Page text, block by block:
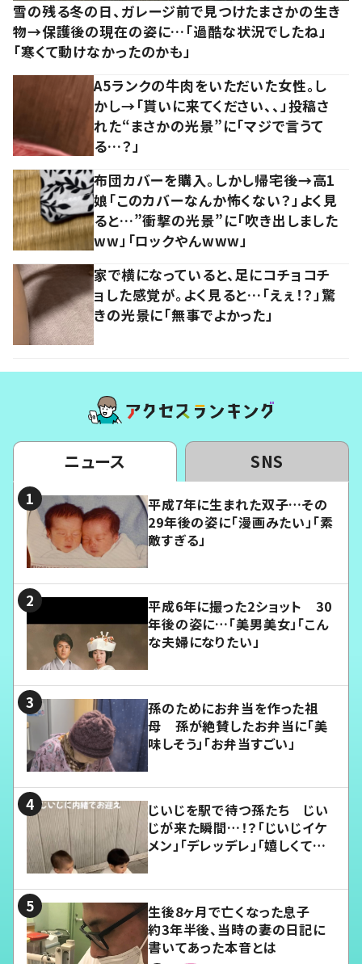
雪の残る冬の日、ガレージ前で見つけたまさかの生き
物→保護後の現在の姿に…「過酷な状況でしたね」
「寒くて動けなかったのかも」
A5ランクの牛肉をいただいた女性。し
かし→「貰いに来てください、、」投稿さ
れた“まさかの光景”に「マジで言うて
る…？」
布団カバーを購入。しかし帰宅後→高1
娘「このカバーなんか怖くない？」よく見
ると…”衝撃の光景”に「吹き出しました
ww」「ロックやんwww」
家で横になっていると、足にコチョコチ
ョした感覚が。よく見ると…「えぇ！？」驚
きの光景に「無事でよかった」
ニュース SNS
平成7年に生まれた双子…その
29年後の姿に「漫画みたい」「素
敵すぎる」
平成6年に撮った2ショット 30
年後の姿に…「美男美女」「こん
な夫婦になりたい」
孫のためにお弁当を作った祖
母 孫が絶賛したお弁当に「美
味しそう」「お弁当すごい」
じいじを駅で待つ孫たち じい
じが来た瞬間…！？「じいじイケ
メン」「デレッデレ」「嬉しくて可
生後8ヶ月で亡くなった息子
約3年半後、当時の妻の日記に
書いてあった本音とは